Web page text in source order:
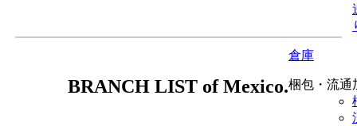
倉庫
梱包・流通
BRANCH LIST of Mexico.